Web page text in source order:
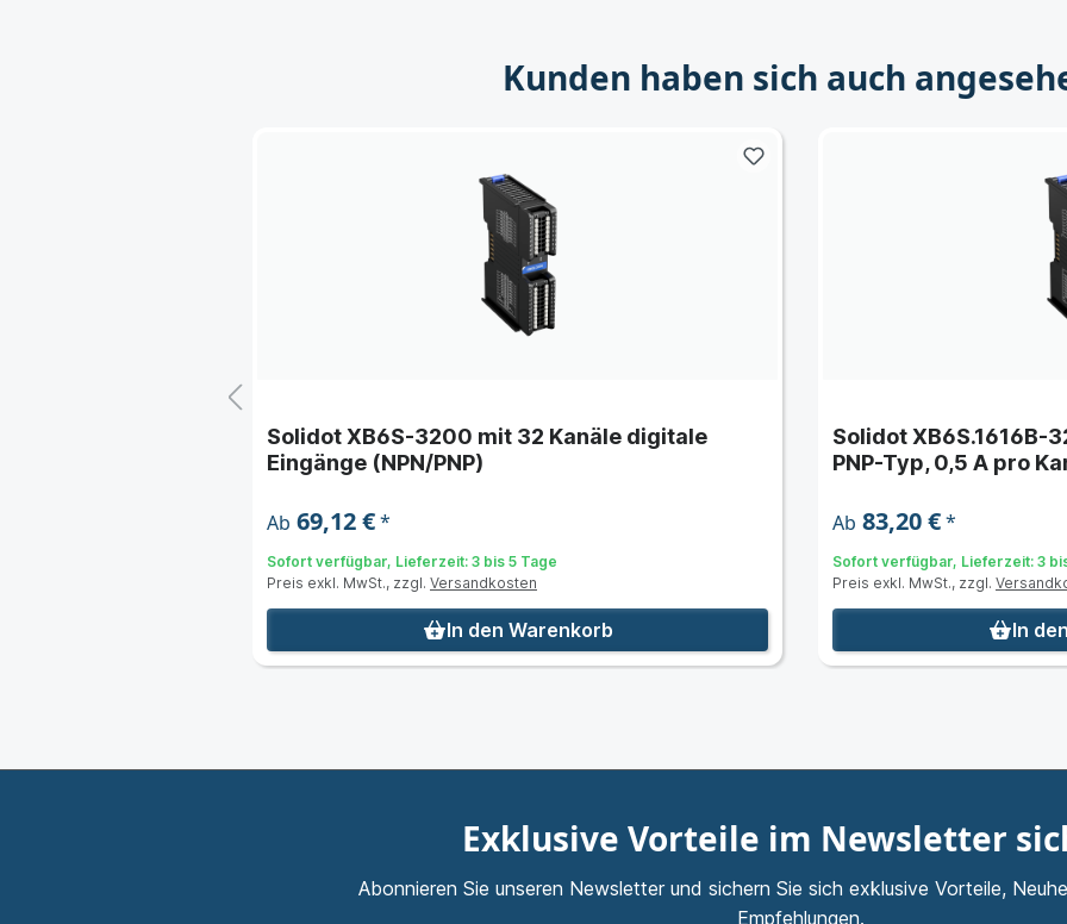
Kunden haben sich auch
Solidot XB6S-3200 mit 32 Kanäle digitale
Eingänge (NPN/PNP)
Ab 69,12 €*
Sofort verfügbar, Lieferzeit: 3 bis 5 Tage
Preis exkl. MwSt., zzgl. Versandkosten
In den Warenkorb
Solidot XB6S.1616B-
PNP-Typ, 0,5 A pro
Ab 83,20 €*
Sofort verfügbar, Lieferzeit: 3
Preis exkl. MwSt., zzgl.
In
Exklusive Vorteile im Newsletter
Abonnieren Sie unseren Newsletter und sichern Sie sich exklusive Vorteile,
Empfehlungen.